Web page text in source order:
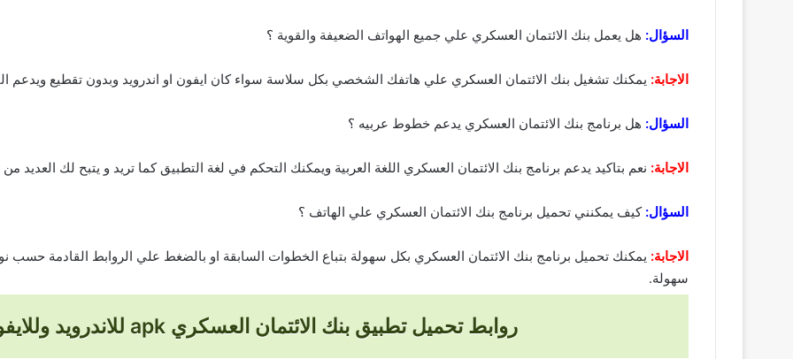
السؤال: هل يعمل بنك الائتمان العسكري علي جميع الهواتف الضعيفة والقوية ؟
الاجابة: يمكنك تشغيل بنك الائتمان العسكري علي هاتفك الشخصي بكل سلاسة سواء كان ايفون او اندرويد وبدون تقطيع ويدعم
السؤال: هل برنامج بنك الائتمان العسكري يدعم خطوط عربيه ؟
الاجابة: نعم بتاكيد يدعم برنامج بنك الائتمان العسكري اللغة العربية ويمكنك التحكم في لغة التطبيق كما تريد و يتبح لك
السؤال:كيف يمكنني تحميل برنامج بنك الائتمان العسكري علي الهاتف ؟
الاجابة: يمكنك تحميل برنامج بنك الائتمان العسكري بكل سهولة بتباع الخطوات السابقة او بالضغط علي الروابط القادمة حسب
سهولة.
روابط تحميل تطبيق بنك الائتمان العسكري apk للاندرويد وللايفون اخر اصدار 2026